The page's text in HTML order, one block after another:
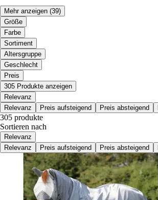
Mehr anzeigen (39)
Größe
Farbe
Sortiment
Altersgruppe
Geschlecht
Preis
305 Produkte anzeigen
Relevanz
Relevanz
Preis aufsteigend Preis absteigend
305 produkte
Sortieren nach
Relevanz
Relevanz
Preis aufsteigend Preis absteigend